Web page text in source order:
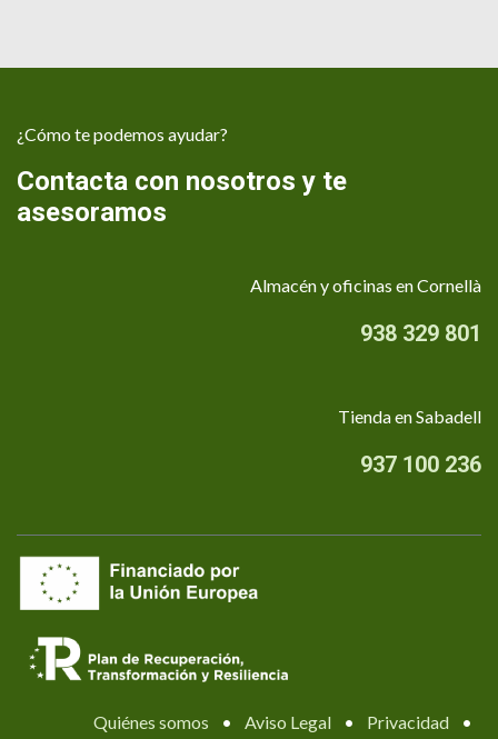
¿Cómo te podemos ayudar?
Contacta con nosotros y te
asesoramos
Almacén y oficinas en Cornellà
938 329 801
Tienda en Sabadell
937 100 236
Quiénes somos • Aviso Legal • Privacidad
•